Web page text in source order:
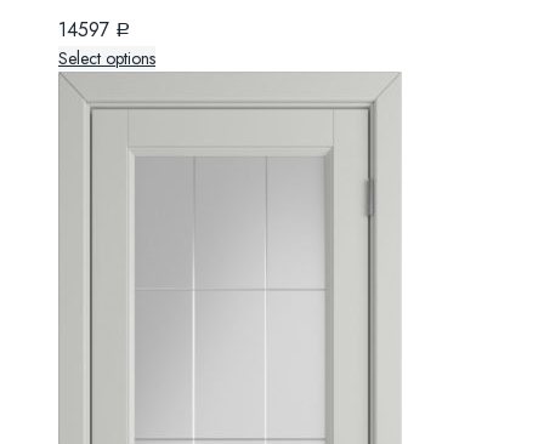
14597 Р
Select options